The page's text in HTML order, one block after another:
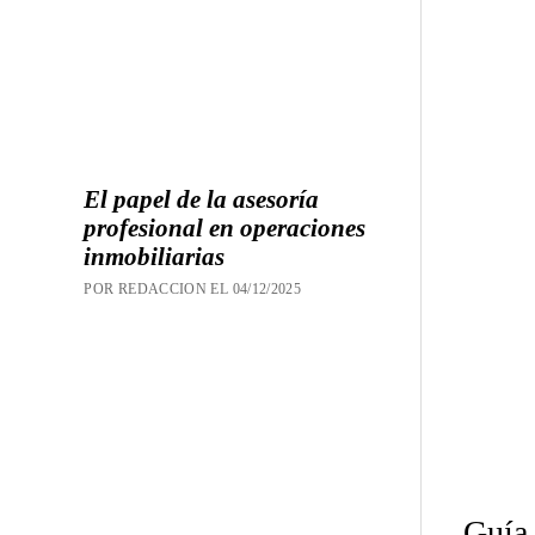
El papel de la asesoría
profesional en operaciones
inmobiliarias
POR REDACCION EL 04/12/2025